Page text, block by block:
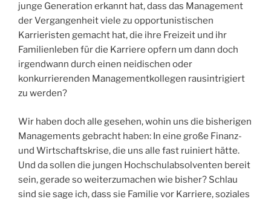
junge Generation erkannt hat, dass das Management
der Vergangenheit viele zu opportunistischen
Karrieristen gemacht hat, die ihre Freizeit und ihr
Familienleben für die Karriere opfern um dann doch
irgendwann durch einen neidischen oder
konkurrierenden Managementkollegen rausintrigiert
zu werden?
Wir haben doch alle gesehen, wohin uns die bisherigen
Managements gebracht haben: In eine große Finanz-
und Wirtschaftskrise, die uns alle fast ruiniert hätte.
Und da sollen die jungen Hochschulabsolventen bereit
sein, gerade so weiterzumachen wie bisher? Schlau
sind sie sage ich, dass sie Familie vor Karriere, soziales